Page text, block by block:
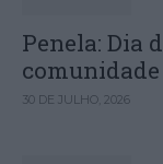
Penela: Dia
comunidade
30 DE JULHO, 2026